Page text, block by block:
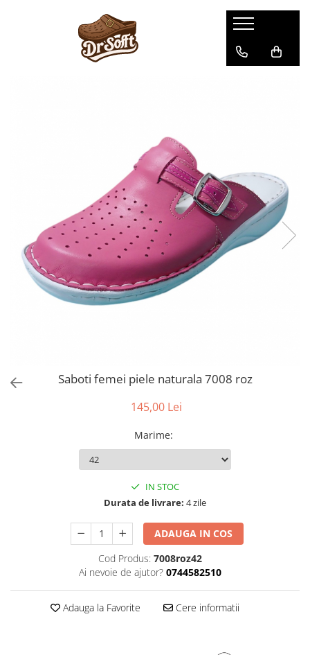
Saboti femei piele naturala 7008 roz
145,00 Lei
Marime:
IN STOC
Durata de livrare: 4 zile
ADAUGA IN COS
Cod Produs: 7008roz42
Ai nevoie de ajutor? 0744582510
Adauga la Favorite Cere informatii